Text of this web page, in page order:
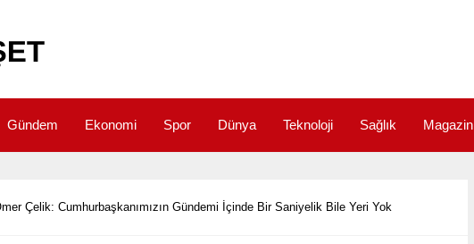
Gündem Ekonomi Spor Dünya Teknoloji Sağlık Magazin
Çelik: Cumhurbaşkanımızın Gündemi İçinde Bir Saniyelik Bile Yeri Yok